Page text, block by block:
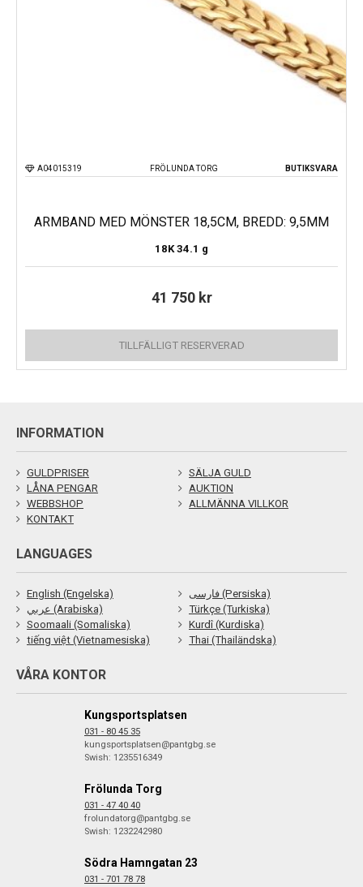
FRÖLUNDA TORG
A04015319 BUTIKSVARA
ARMBAND MED MÖNSTER 18,5CM, BREDD: 9,5MM
18K 34.1 g
41 750 kr
TILLFÄLLIGT RESERVERAD
INFORMATION
GULDPRISER
SÄLJA GULD
LÅNA PENGAR
AUKTION
WEBBSHOP
ALLMÄNNA VILLKOR
KONTAKT
LANGUAGES
English (Engelska)
فارسی (Persiska)
عربي (Arabiska)
Türkçe (Turkiska)
Soomaali (Somaliska)
Kurdî (Kurdiska)
tiếng việt (Vietnamesiska)
Thai (Thailändska)
VÅRA KONTOR
Kungsportsplatsen
031 - 80 45 35
kungsportsplatsen@pantgbg.se
Swish: 1235516349
Frölunda Torg
031 - 47 40 40
frolundatorg@pantgbg.se
Swish: 1232242980
Södra Hamngatan 23
031 - 701 78 78